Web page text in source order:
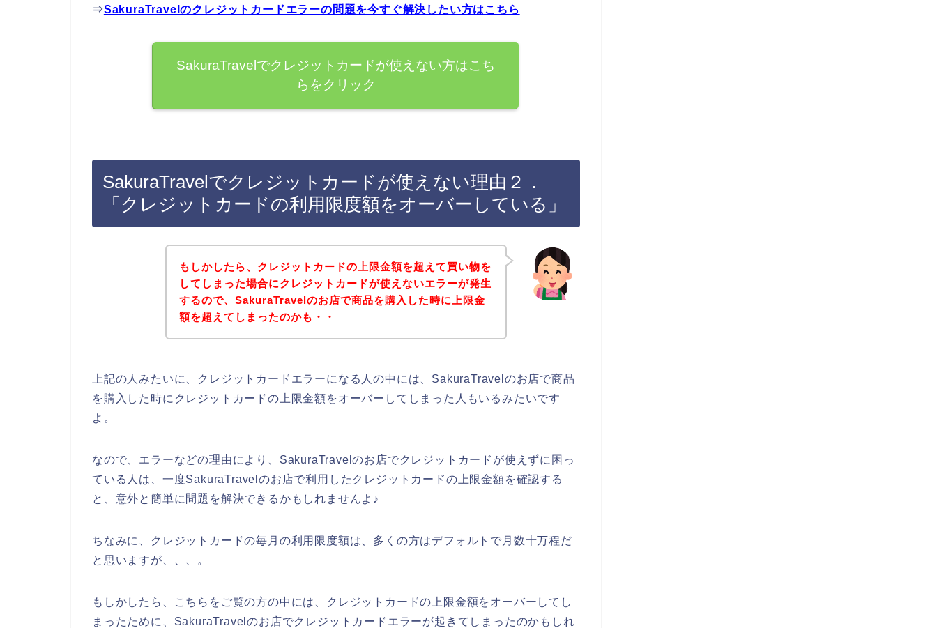
⇒SakuraTravelのクレジットカードエラーの問題を今すぐ解決したい方はこちら
SakuraTravelでクレジットカードが使えない方はこち
らをクリック
SakuraTravelでクレジットカードが使えない理由２．
「クレジットカードの利用限度額をオーバーしている」
もしかしたら、クレジットカードの上限金額を超えて買い物を
してしまった場合にクレジットカードが使えないエラーが発生
するので、SakuraTravelのお店で商品を購入した時に上限金
額を超えてしまったのかも・・
上記の人みたいに、クレジットカードエラーになる人の中には、SakuraTravelのお店で商品
を購入した時にクレジットカードの上限金額をオーバーしてしまった人もいるみたいです
よ。
なので、エラーなどの理由により、SakuraTravelのお店でクレジットカードが使えずに困っ
ている人は、一度SakuraTravelのお店で利用したクレジットカードの上限金額を確認する
と、意外と簡単に問題を解決できるかもしれませんよ♪
ちなみに、クレジットカードの毎月の利用限度額は、多くの方はデフォルトで月数十万程だ
と思いますが、、、。
もしかしたら、こちらをご覧の方の中には、クレジットカードの上限金額をオーバーしてし
まったために、SakuraTravelのお店でクレジットカードエラーが起きてしまったのかもしれ